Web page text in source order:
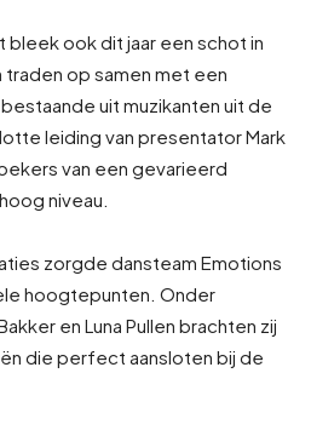
ook dit jaar een schot in
op samen met een
uit muzikanten uit de
leiding van presentator Mark
van een gevarieerd
niveau.
zorgde dansteam Emotions
hoogtepunten. Onder
en Luna Pullen brachten zij
die perfect aansloten bij de